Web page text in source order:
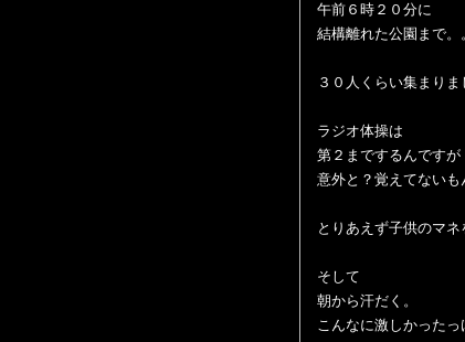
午前６時２０分に
結構離れた公園まで。
３０人くらい集まりま
ラジオ体操は
第２までするんですが
意外と？覚えてないも
とりあえず子供のマネ
そして
朝から汗だく。
こんなに激しかったっ